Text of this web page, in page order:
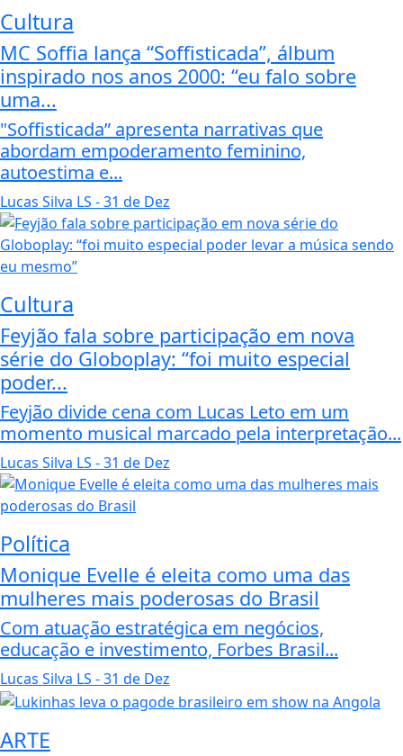
Cultura
MC Soffia lança “Soffisticada”, álbum
inspirado nos anos 2000: “eu falo sobre
uma...
"Soffisticada” apresenta narrativas que
abordam empoderamento feminino,
autoestima e...
Lucas Silva LS - 31 de Dez
Cultura
Feyjão fala sobre participação em nova
série do Globoplay: “foi muito especial
poder...
Feyjão divide cena com Lucas Leto em um
momento musical marcado pela interpretação...
Lucas Silva LS - 31 de Dez
Política
Monique Evelle é eleita como uma das
mulheres mais poderosas do Brasil
Com atuação estratégica em negócios,
educação e investimento, Forbes Brasil...
Lucas Silva LS - 31 de Dez
ARTE